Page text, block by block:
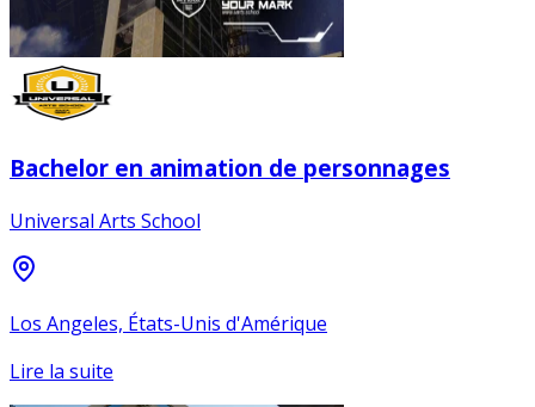
Bachelor en animation de personnages
Universal Arts School
Los Angeles, États-Unis d'Amérique
Lire la suite